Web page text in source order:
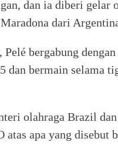
dan ia diberi gelar
dari
bergabung
dan bermain selama
olahraga Brazil dan
apa yang disebut